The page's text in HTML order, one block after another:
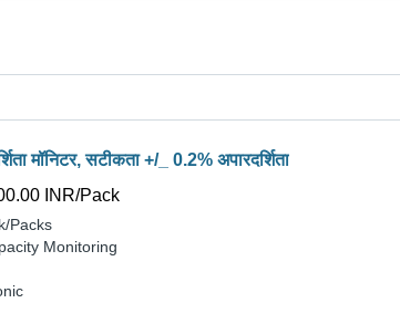
मॉनिटर, सटीकता +/_ 0.2% अपारदर्शिता
INR/Pack
Packs
Monitoring